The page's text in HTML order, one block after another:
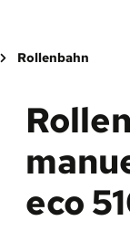
Rollenbahn
eco